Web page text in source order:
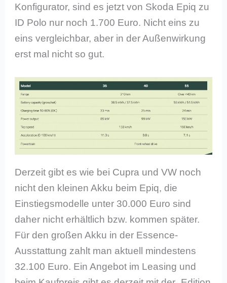
Konfigurator, sind es jetzt von Skoda Epiq zu
ID Polo nur noch 1.700 Euro. Nicht eins zu
eins vergleichbar, aber in der Außenwirkung
erst mal nicht so gut.
Derzeit gibt es wie bei Cupra und VW noch
nicht den kleinen Akku beim Epiq, die
Einstiegsmodelle unter 30.000 Euro sind
daher nicht erhältlich bzw. kommen später.
Für den großen Akku in der Essence-
Ausstattung zahlt man aktuell mindestens
32.100 Euro. Ein Angebot im Leasing und